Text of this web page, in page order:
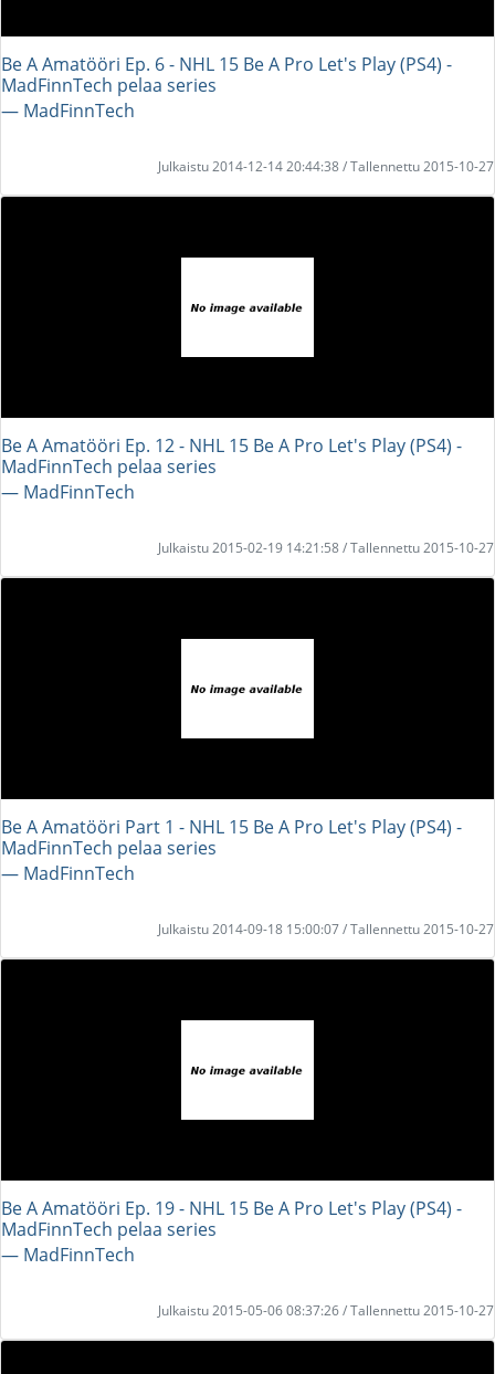
Be A Amatööri Ep. 6 - NHL 15 Be A Pro Let's Play (PS4) -
MadFinnTech pelaa series
― MadFinnTech
Julkaistu 2014-12-14 20:44:38 / Tallennettu 2015-10-27
Be A Amatööri Ep. 12 - NHL 15 Be A Pro Let's Play (PS4) -
MadFinnTech pelaa series
― MadFinnTech
Julkaistu 2015-02-19 14:21:58 / Tallennettu 2015-10-27
Be A Amatööri Part 1 - NHL 15 Be A Pro Let's Play (PS4) -
MadFinnTech pelaa series
― MadFinnTech
Julkaistu 2014-09-18 15:00:07 / Tallennettu 2015-10-27
Be A Amatööri Ep. 19 - NHL 15 Be A Pro Let's Play (PS4) -
MadFinnTech pelaa series
― MadFinnTech
Julkaistu 2015-05-06 08:37:26 / Tallennettu 2015-10-27